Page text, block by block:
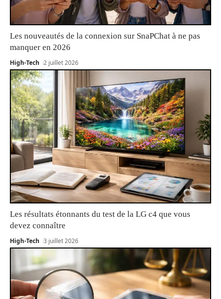
Les nouveautés de la connexion sur SnaPChat à ne pas
manquer en 2026
High-Tech 2 juillet 2026
Les résultats étonnants du test de la LG c4 que vous
devez connaître
High-Tech 3 juillet 2026